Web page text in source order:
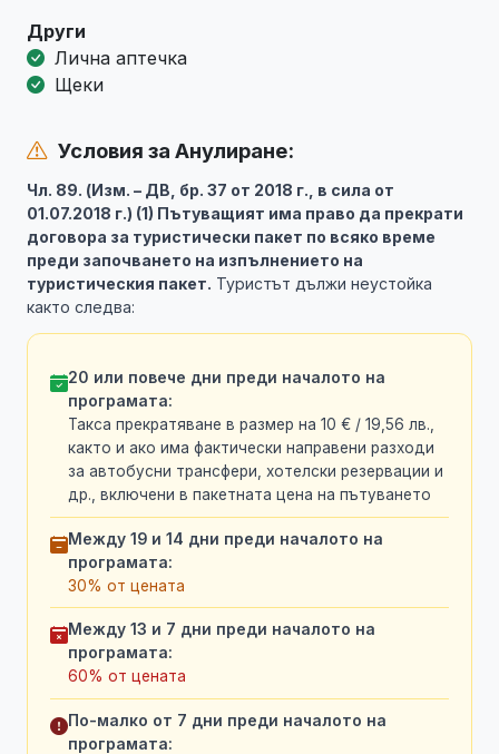
Други
Лична аптечка
Щеки
Условия за Анулиране:
Чл. 89. (Изм. – ДВ, бр. 37 от 2018 г., в сила от
01.07.2018 г.) (1) Пътуващият има право да прекрати
договора за туристически пакет по всяко време
преди започването на изпълнението на
туристическия пакет. Туристът дължи неустойка
както следва:
20 или повече дни преди началото на
програмата:
Такса прекратяване в размер на 10 € / 19,56 лв.,
както и ако има фактически направени разходи
за автобусни трансфери, хотелски резервации и
др., включени в пакетната цена на пътуването
Между 19 и 14 дни преди началото на
програмата:
30% от цената
Между 13 и 7 дни преди началото на
програмата:
60% от цената
По-малко от 7 дни преди началото на
програмата: